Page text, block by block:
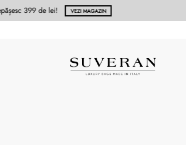
Vezi noua colectie SS25 PIQUADRO !